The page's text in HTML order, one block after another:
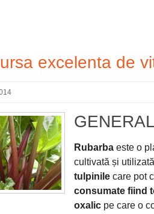
excelenta de
Rubarba este o
cultivată și
tulpinile care pot
consumate fiind
oxalic pe care o